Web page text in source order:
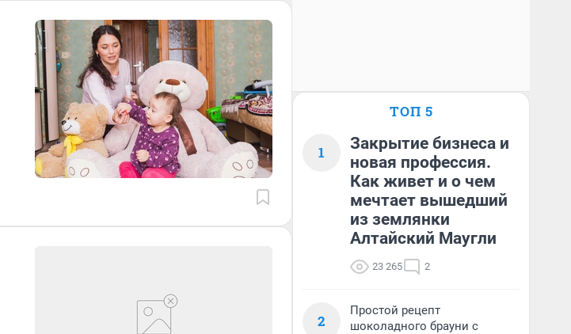
ТОП 5
1
Закрытие бизнеса и
новая профессия.
Как живет и о чем
мечтает вышедший
из землянки
Алтайский Маугли
23 265 2
2
Простой рецепт
шоколадного брауни с